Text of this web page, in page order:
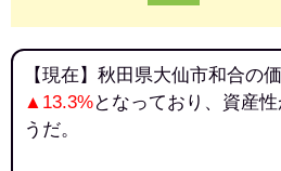
【現在】秋田県大仙市和合の
▲13.3%となっており、資産
うだ。